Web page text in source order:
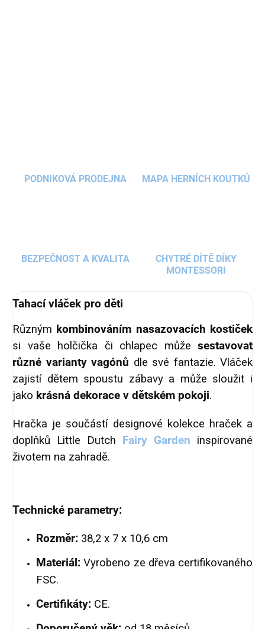
PODNIKOVÁ PRODEJNA MAPA HERNÍCH KOUTKŮ
BEZPEČNOST A KVALITA
CHYTRÉ DÍTĚ DÍKY
MONTESSORI
Tahací vláček pro děti
Různým kombinováním nasazovacích kostiček
si vaše holčička či chlapec může sestavovat
různé varianty vagónů dle své fantazie. Vláček
zajistí dětem spoustu zábavy a může sloužit i
jako krásná dekorace v dětském pokoji.
Hračka je součástí designové kolekce hraček a
doplňků Little Dutch Fairy Garden inspirované
životem na zahradě.
Technické parametry:
Rozměr: 38,2 x 7 x 10,6 cm
Materiál:Vyrobeno ze dřeva certifikovaného
FSC.
Certifikáty: CE.